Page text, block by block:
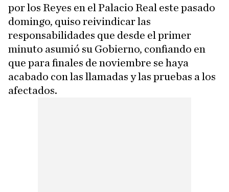
por los Reyes en el Palacio Real este pasado
domingo, quiso reivindicar las
responsabilidades que desde el primer
minuto asumió su Gobierno, confiando en
que para finales de noviembre se haya
acabado con las llamadas y las pruebas a los
afectados.